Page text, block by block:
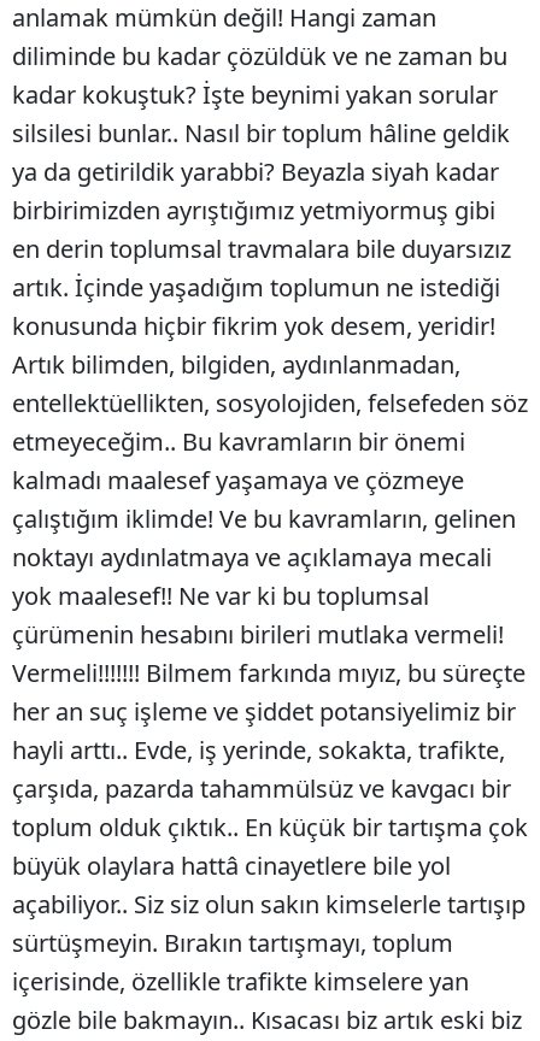
anlamak mümkün değil! Hangi zaman
diliminde bu kadar çözüldük ve ne zaman bu
kadar kokuştuk? İşte beynimi yakan sorular
silsilesi bunlar.. Nasıl bir toplum hâline geldik
ya da getirildik yarabbi? Beyazla siyah kadar
birbirimizden ayrıştığımız yetmiyormuş gibi
en derin toplumsal travmalara bile duyarsızız
artık. İçinde yaşadığım toplumun ne istediği
konusunda hiçbir fikrim yok desem, yeridir!
Artık bilimden, bilgiden, aydınlanmadan,
entellektüellikten, sosyolojiden, felsefeden söz
etmeyeceğim.. Bu kavramların bir önemi
kalmadı maalesef yaşamaya ve çözmeye
çalıştığım iklimde! Ve bu kavramların, gelinen
noktayı aydınlatmaya ve açıklamaya mecali
yok maalesef!! Ne var ki bu toplumsal
çürümenin hesabını birileri mutlaka vermeli!
Vermeli!!!!!!! Bilmem farkında mıyız, bu süreçte
her an suç işleme ve şiddet potansiyelimiz bir
hayli arttı.. Evde, iş yerinde, sokakta, trafikte,
çarşıda, pazarda tahammülsüz ve kavgacı bir
toplum olduk çıktık.. En küçük bir tartışma çok
büyük olaylara hattâ cinayetlere bile yol
açabiliyor.. Siz siz olun sakın kimselerle tartışıp
sürtüşmeyin. Bırakın tartışmayı, toplum
içerisinde, özellikle trafikte kimselere yan
gözle bile bakmayın.. Kısacası biz artık eski biz